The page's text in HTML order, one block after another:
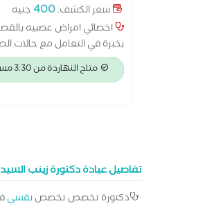
سعر الكشف:400جنيه
اخصائي امراض عصبيه
بخبرة في التعامل مع حالات
النوم.و ضعف الذاكره و الزهايمر
متاح النهاردة من 3:30 مساءً
تفاصيل عيادة دكتورة زينب السيد
دكتورة تخصص تخصصنفسي